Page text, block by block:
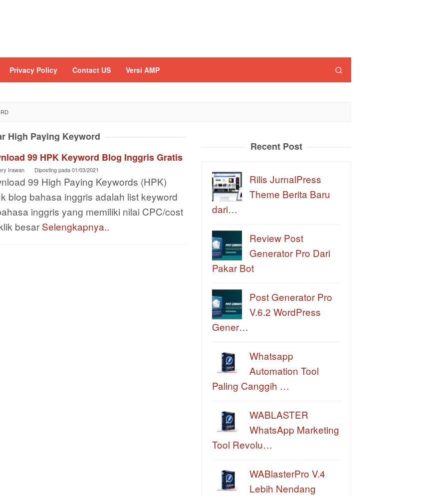
Privacy Policy Contact US Versi AMP
High Paying Keyword
99 HPK Keyword Blog Inggris Gratis
Irawan Diposting pada01/03/2021
99 High Paying Keywords (HPK)
blog bahasa inggris adalah list keyword
inggris yang memiliki nilai CPC/cost
besar Selengkapnya..
Recent Post
Rilis JurnalPress
Theme Berita Baru
dari…
Review Post
Generator Pro Dari
Pakar Bot
Post Generator Pro
V.6.2 WordPress
Gener…
Whatsapp
Automation Tool
Paling Canggih …
WABLASTER
WhatsApp Marketing
Tool Revolu…
WABlasterPro V.4
Lebih Nendang